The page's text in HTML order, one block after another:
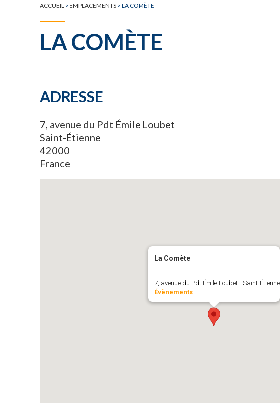
ACCUEIL > EMPLACEMENTS > LA COMÈTE
LA COMÈTE
ADRESSE
7, avenue du Pdt Émile Loubet
Saint-Étienne
42000
France
La Comète
7, avenue du Pdt Émile Loubet - Saint-Étienne
Évènements